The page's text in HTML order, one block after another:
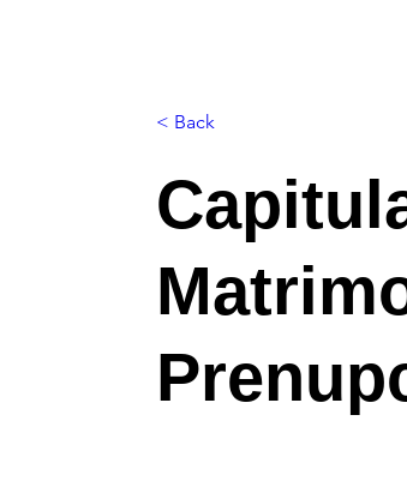
< Back